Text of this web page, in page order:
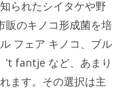
られたシイタケや野
販のキノコ形成菌を培
フェア キノコ、ブル
’t fantje など、あまり
ます。その選択は主